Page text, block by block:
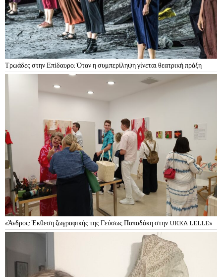
Τρωάδες στην Επίδαυρο: Όταν η συμπερίληψη γίνεται θεατρική πράξη
«Άνδρος: Έκθεση ζωγραφικής της Γεύσως Παπαδάκη στην UKKA LELLE»